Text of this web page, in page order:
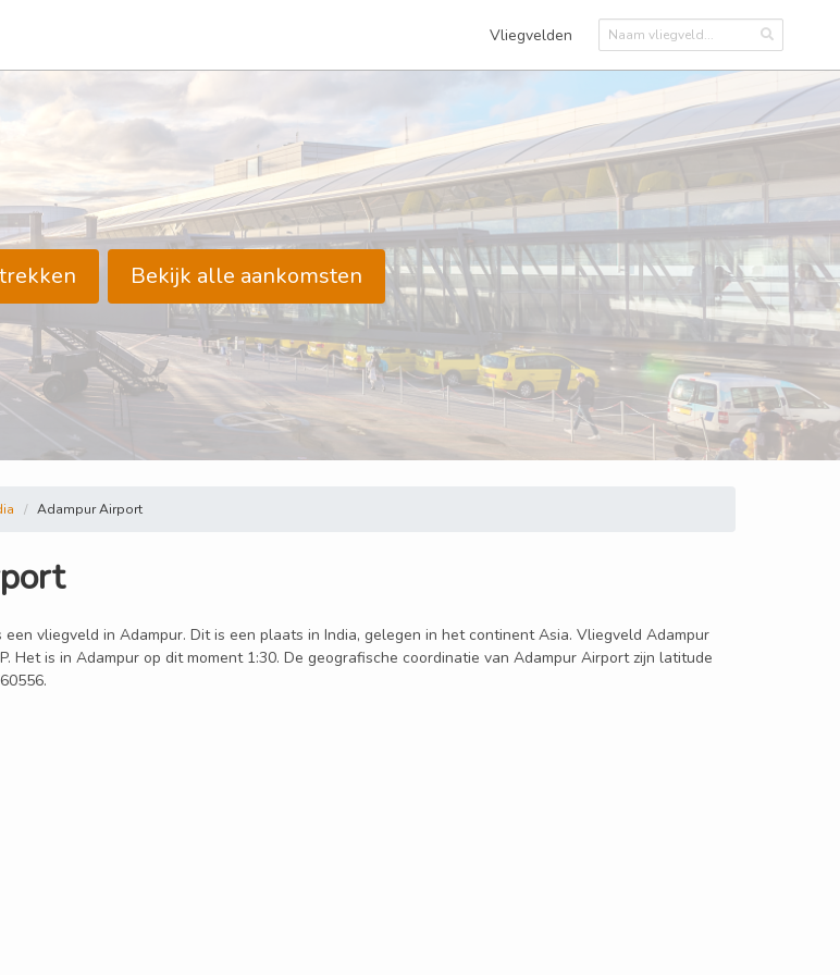
Vliegvelden
Bekijk alle aankomsten
Adampur Airport
vliegveld in Adampur. Dit is een plaats in India, gelegen in het continent Asia. Vliegveld Adampur
Het is in Adampur op dit moment 1:30. De geografische coordinatie van Adampur Airport zijn latitude